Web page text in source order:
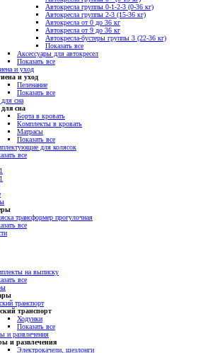
Автокресла группы 0-1-2-3 (0-36 кг)
Автокресла группы 2-3 (15-36 кг)
Автокресла от 0 до 36 кг
Автокресла от 9 до 36 кг
Автокресла-бустеры группы 3 (22-36 кг)
Показать все
Аксессуары для автокресел
Показать все
и уход
и уход
Пеленание
Показать все
сна
для сна
Борта в кровать
Комплекты в кровать
Матрасы
Показать все
для колясок
все
трансформер прогулочная
все
на выписку
все
транспорт
транспорт
Ходунки
Показать все
и развлечения
и развлечения
Электрокачели, шезлонги